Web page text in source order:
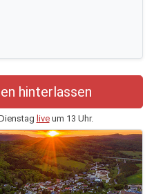
hinterlassen
liveum 13 Uhr.